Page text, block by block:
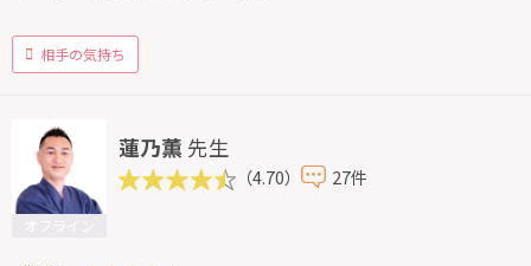
相手の気持ち
蓮乃薫 先生
（4.70） 27件